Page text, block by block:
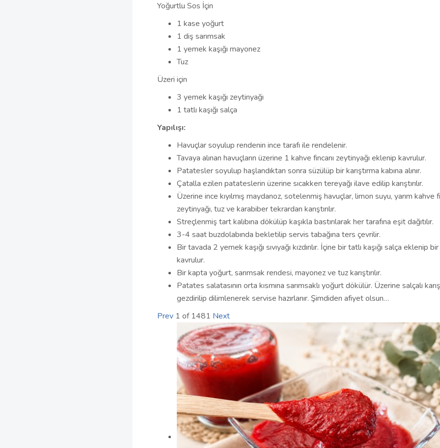
Yoğurtlu Sos İçin
1 kase yoğurt
1 diş sarımsak
1 yemek kaşığı mayonez
Tuz
Üzeri için
3 yemek kaşığı zeytinyağı
1 tatlı kaşığı salça
Yapılışı:
Havuçlar soyulup rendenin ince tarafı ile rendelenir.
Tavaya alınan havuçların üzerine 1 kahve fincanı zeytinyağı eklenip kavrulur.
Patatesler soyulup haşlandıktan sonra süzülüp bir karıştırma kabına alınır.
Çatalla ezilen patateslerin üzerine sıcakken tereyağı ilave edilip karıştırılır.
Üzerine ince kıyılmış maydanoz, sotelenmiş havuçlar, limon suyu, yarım kahve
zeytinyağı, tuz ve karabiber tekrardan karıştırılır.
Streçlenmiş tart kalıbına dökülüp kaşıkla bastırılarak her tarafına eşit dağıtılır.
3-4 saat buzdolabında bekletilip servis tabağına ters çevrilir.
Bir tavada 2 yemek kaşığı sıvıyağı kızdırılır. İçine bir tatlı kaşığı salça eklenip
kavrulur.
Bir kapta yoğurt, sarımsak rendesi, mayonez ve tuz karıştırılır.
Patates salatasının orta kısmına sarımsaklı yoğurt dökülür. Üzerine salçalı
gezdirilip dilimlenerek servise hazırlanır. Şimdiden afiyet olsun…
Prev 1 of 1481 Next